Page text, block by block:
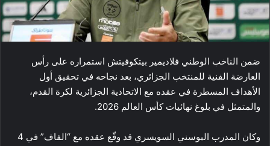
ضمن الناخب الوطني فلاديمير بيتكوفيتش استمراره على رأس
العارضة الفنية للمنتخب الجزائري، بعد نجاحه في تحقيق أول
الأهداف المسطرة في عقده مع الاتحادية الجزائرية لكرة القدم،
والمتمثل في بلوغ نهائيات كأس العالم 2026.
وكان المدرب البوسني السويسري قد وقّع عقده مع “الفاف” في 4